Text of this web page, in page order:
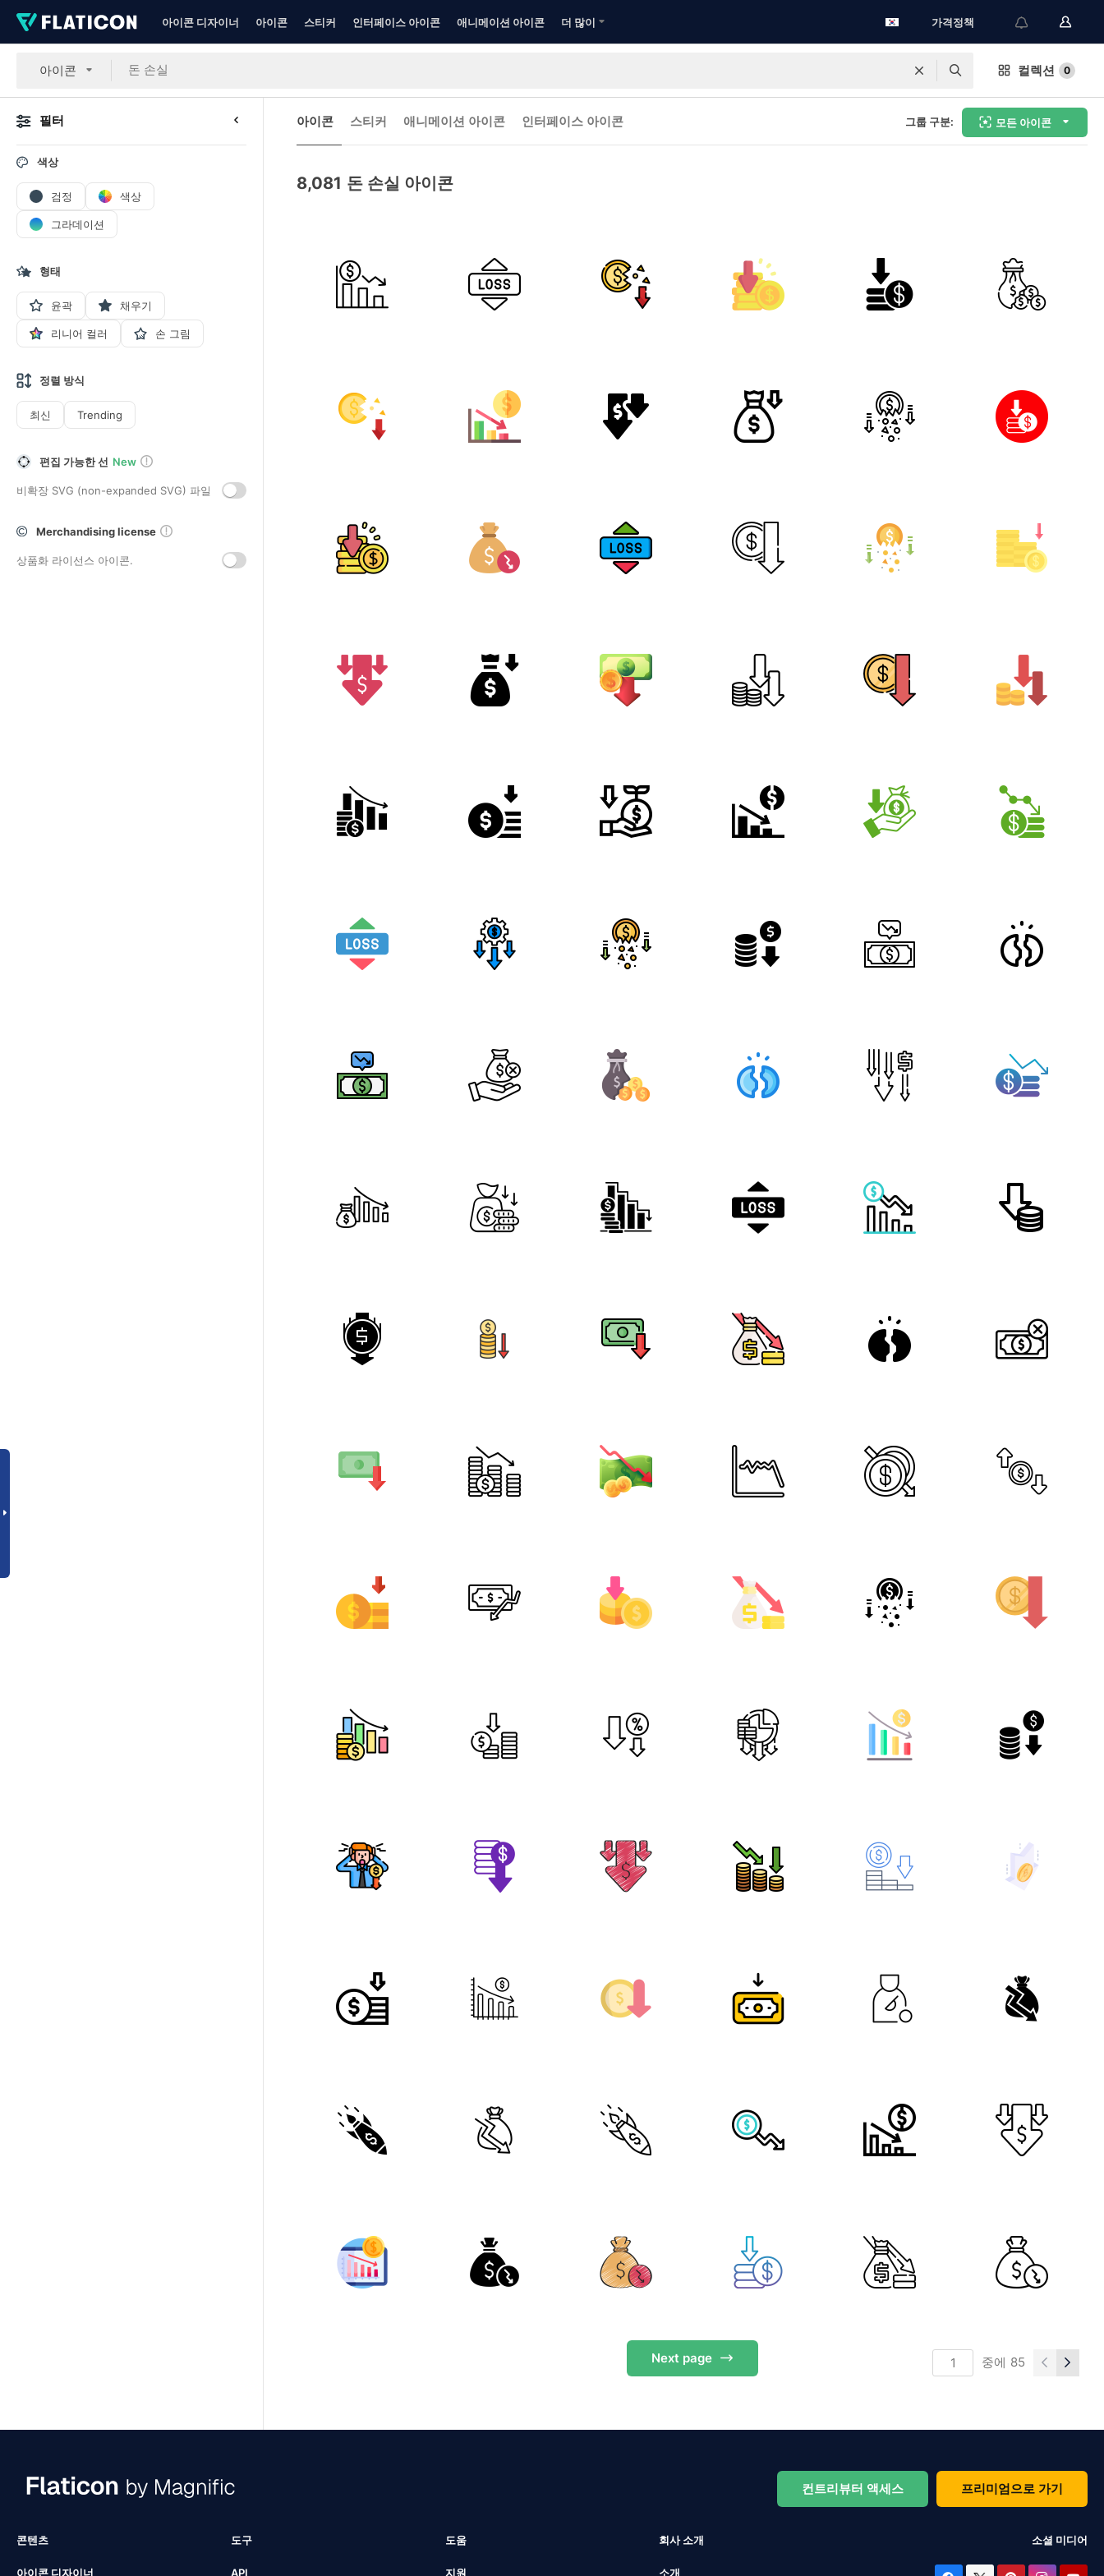
아이콘 디자이너 아이콘 스티커 인터페이스 아이콘 애니메이션 아이콘 더 많이 가격정책
아이콘 컬렉션 0
필터
색상
검정 색상
그라데이션
형태
윤곽 채우기
리니어 컬러 손 그림
정렬 방식
최신 Trending
편집 가능한 선 New
비확장 SVG (non-expanded SVG) 파일
Merchandising license
상품화 라이선스 아이콘.
아이콘 스티커 애니메이션 아이콘 인터페이스 아이콘 그룹 구분: 모든 아이콘
8,081 돈 손실 아이콘
Next page 중에 85
컨트리뷰터 액세스 프리미엄으로 가기
콘텐츠
아이콘 디자이너
도구
API
도움
지원
회사 소개
소개
소셜 미디어